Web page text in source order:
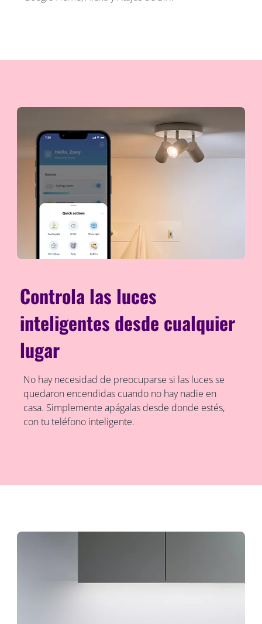
Controla las luces
inteligentes desde cualquier
lugar
No hay necesidad de preocuparse si las luces se
quedaron encendidas cuando no hay nadie en
casa. Simplemente apágalas desde donde estés,
con tu teléfono inteligente.